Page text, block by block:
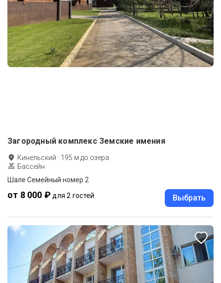
Загородный комплекс Земские имения
Кинельский · 195 м до озера
Бассейн
Шале Семейный номер 2
от 8 000 ₽ для 2 гостей Выбрать